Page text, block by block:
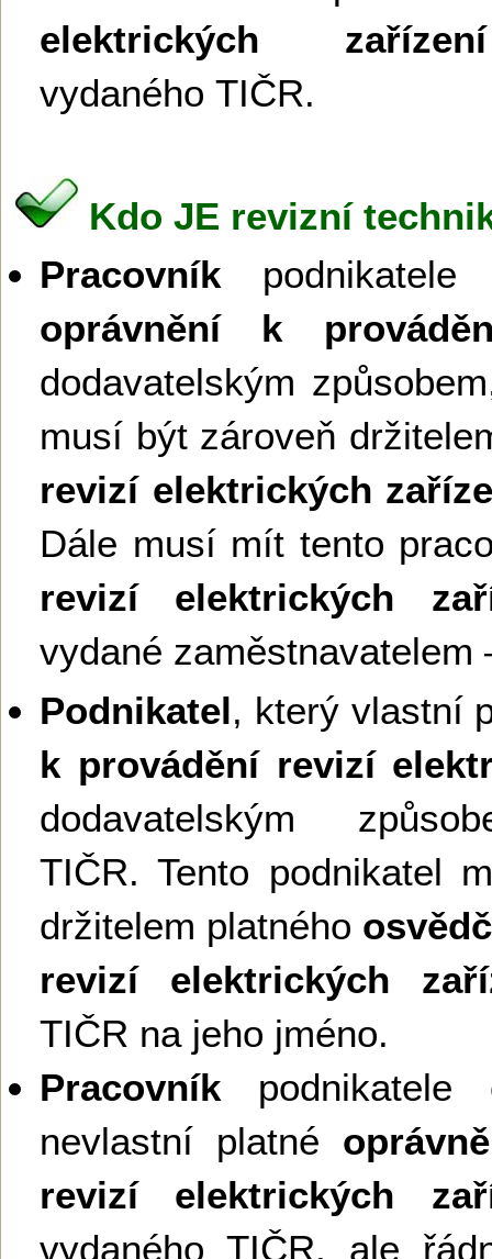
elektrických zařízení
vydaného TIČR.
Kdo JE revizní
Pracovník
oprávnění k
dodavatelským
musí být zároveň
revizí elektrických
Dále musí mít tento
revizí elektrických
vydané zaměstnavatelem
Podnikatel, který vlastní
k provádění revizí
dodavatelským
TIČR. Tento podnikatel
držitelem platného
revizí elektrických
TIČR na jeho jméno.
Pracovník
nevlastní platné
revizí elektrických
vydaného TIČR, ale